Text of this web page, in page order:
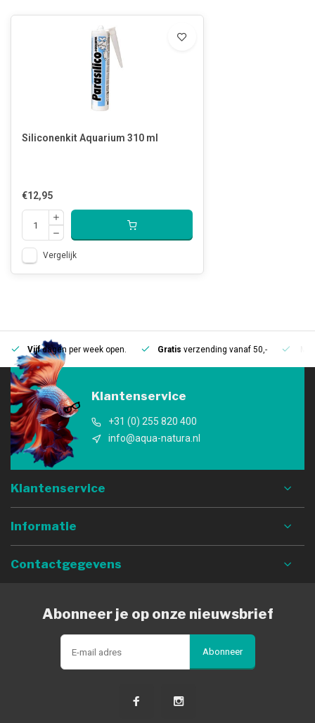
Siliconenkit Aquarium 310 ml
€12,95
Vergelijk
Vijfdagen per week open. Gratis verzending vanaf 50,-
Klantenservice
+31 (0) 255 820 400
info@aqua-natura.nl
Klantenservice
Informatie
Contactgegevens
Abonneer je op onze nieuwsbrief
Abonneer